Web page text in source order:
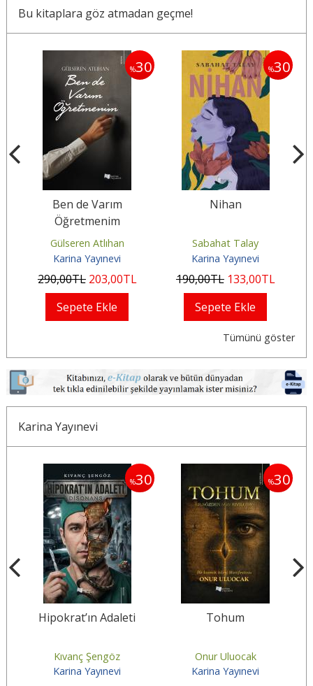
Bu kitaplara göz atmadan geçme!
%30
Ben de Varım
Öğretmenim
Gülseren Atlıhan
Karina Yayınevi
290,00TL 203,00TL
Sepete Ekle
%30
Nihan
Sabahat Talay
Karina Yayınevi
190,00TL 133,00TL
Sepete Ekle
Tümünü göster
Karina Yayınevi
%30
Hipokrat’ın Adaleti
Kıvanç Şengöz
Karina Yayınevi
%30
Tohum
Onur Uluocak
Karina Yayınevi